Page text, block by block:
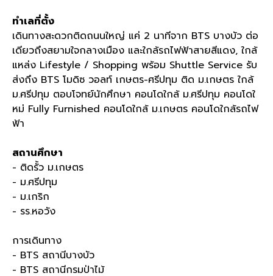
ทำเลที่ตั้ง
เดินทางสะดวกติดถนนใหญ่ แค่ 2 นาทีจาก BTS บางบัว ต่อ
เดียวถึงสยามใจกลางเมือง และใกล้รถไฟฟ้าสายสีแดง,ใกล้
แหล่ง Lifestyle / Shopping พร้อม Shuttle Service รับ
ส่งถึง BTS โมดิซ วอลท์ เกษตร-ศรีปทุม ติด ม.เกษตร ใกล้
ม.ศรีปทุม ตอบโจทย์นักศึกษา คอนโดใกล้ ม.ศรีปทุม คอนโดใ
หม่ Fully Furnished คอนโดใกล้ ม.เกษตร คอนโดใกล้รถไฟ
ฟ้า
สถานศึกษา
- ติดรั้ว ม.เกษตร
- ม.ศรีปทุม
- ม.เกริก
- รร.หอวัง
การเดินทาง
- BTS สถานีบางบัว
- BTS สถานีกรมป่าไม้